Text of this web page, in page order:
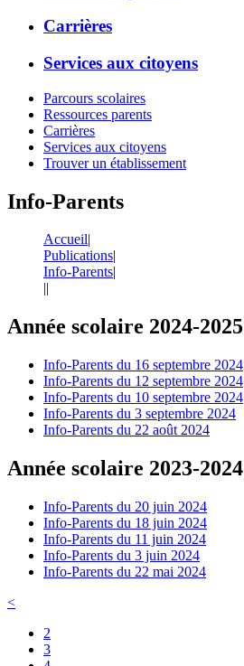
Carrières
Services aux citoyens
Parcours scolaires
Ressources parents
Carrières
Services aux citoyens
Trouver un établissement
Info-Parents
Accueil|
Publications|
Info-Parents|
||
Année scolaire 2024-2025
Info-Parents du 16 septembre 2024
Info-Parents du 12 septembre 2024
Info-Parents du 10 septembre 2024
Info-Parents du 3 septembre 2024
Info-Parents du 22 août 2024
Année scolaire 2023-2024
Info-Parents du 20 juin 2024
Info-Parents du 18 juin 2024
Info-Parents du 11 juin 2024
Info-Parents du 3 juin 2024
Info-Parents du 22 mai 2024
<
2
3